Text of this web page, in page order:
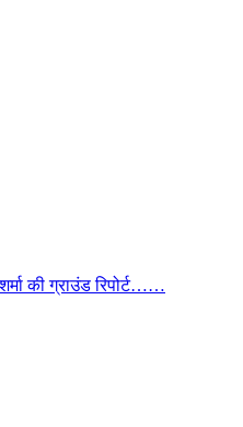
की ग्राउंड रिपोर्ट……